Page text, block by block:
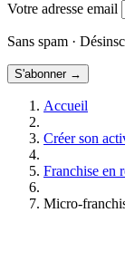
Votre adresse email
Sans spam ·
S'abonner →
Accueil
Créer son
Franchise en
Micro-